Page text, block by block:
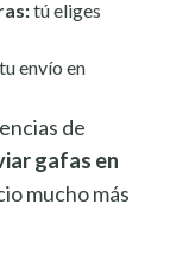
tú eliges
envío en
de
gafas en
mucho más